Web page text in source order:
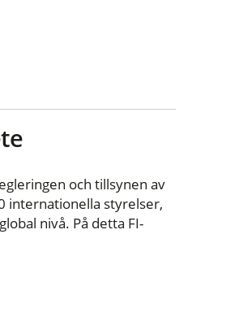
och tillsynen av
internationella styrelser,
nivå. På detta FI-